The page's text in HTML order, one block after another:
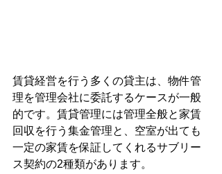
賃貸経営を行う多くの貸主は、物件管
理を管理会社に委託するケースが一般
的です。賃貸管理には管理全般と家賃
回収を行う集金管理と、空室が出ても
一定の家賃を保証してくれるサブリー
ス契約の2種類があります。